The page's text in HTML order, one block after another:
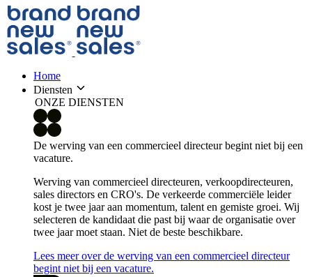
Home
Diensten
ONZE DIENSTEN
De werving van een commercieel directeur begint niet bij een
vacature.
Werving van commercieel directeuren, verkoopdirecteuren,
sales directors en CRO's. De verkeerde commerciële leider
kost je twee jaar aan momentum, talent en gemiste groei. Wij
selecteren de kandidaat die past bij waar de organisatie over
twee jaar moet staan. Niet de beste beschikbare.
Lees meer over de werving van een commercieel directeur
begint niet bij een vacature.